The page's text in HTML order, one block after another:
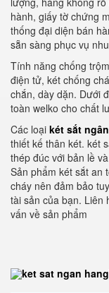
hành, giấy tờ chứng
thống đại diện bán
sẵn sàng phục vụ
Tính năng chống
điện tử, két chống
chắn, dày dặn. Dưới
toàn welko cho chất
Các loại két sắt
thiết kế thân két. két
thép đúc với bản lề
Sản phẩm két sắt an
cháy nên đảm bảo
tài sản của bạn. Liên
vấn về sản phẩm